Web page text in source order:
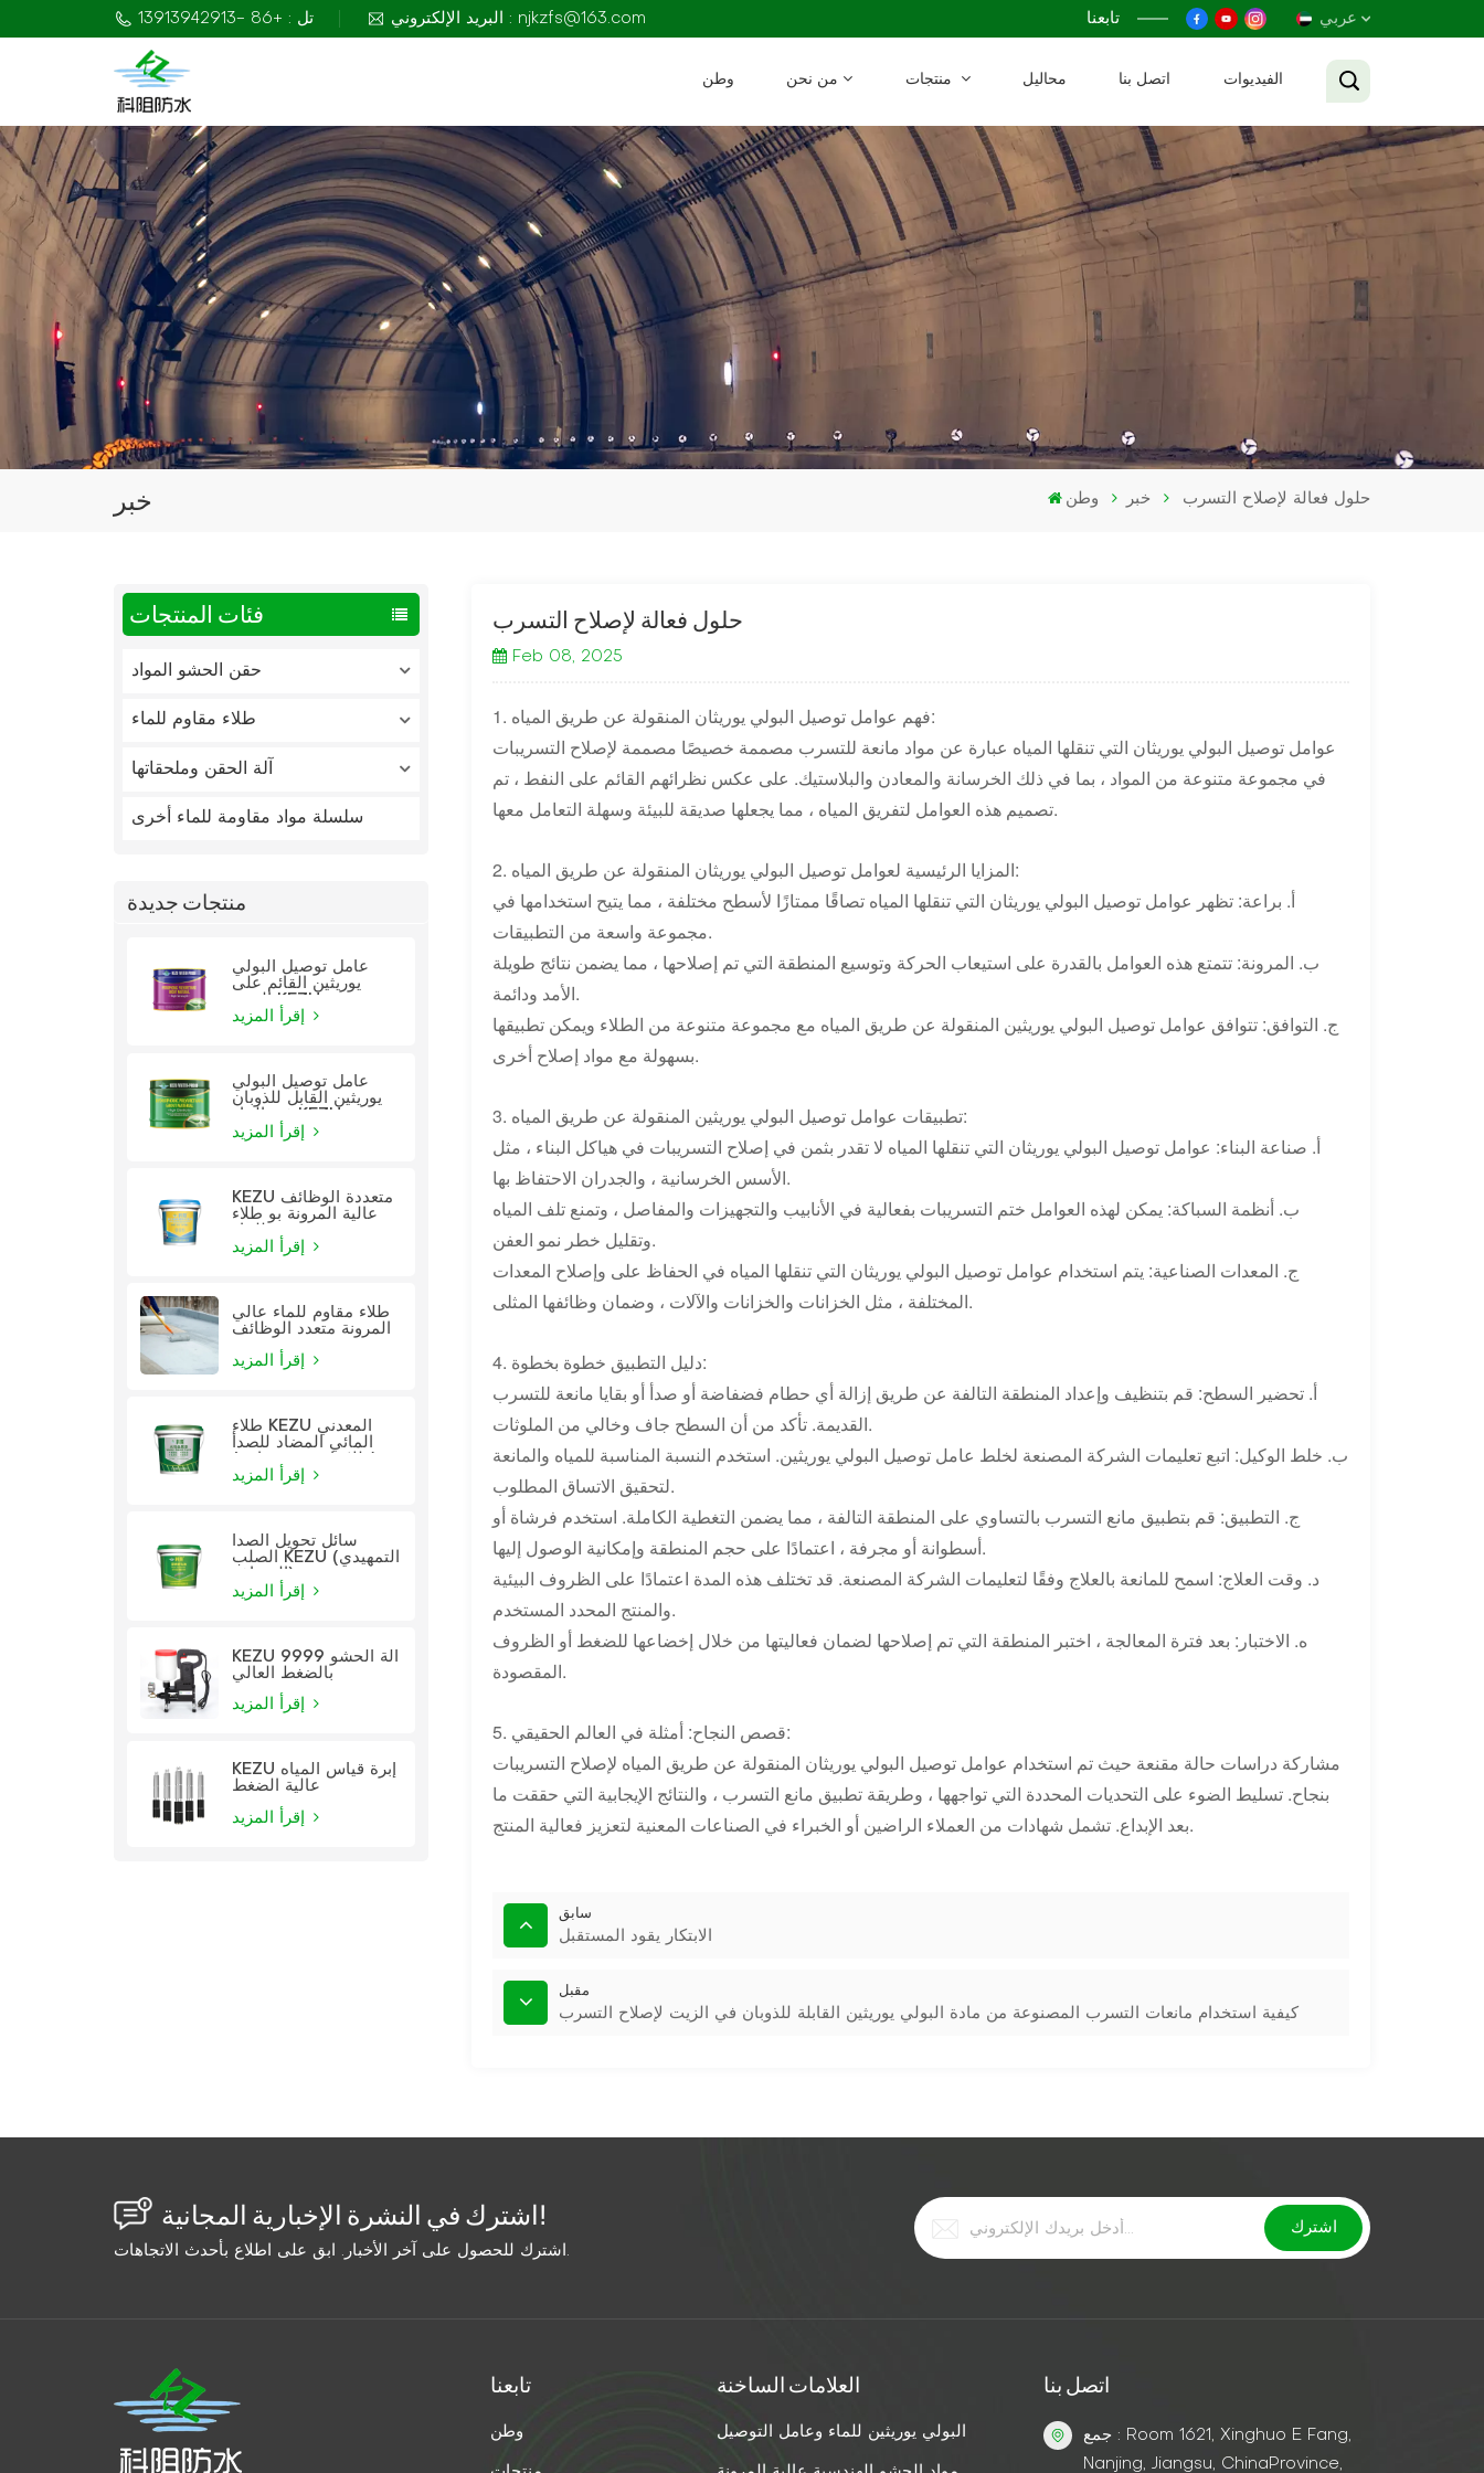
تل : +86 -13913942913 البريد الإلكتروني : njkzfs@163.com تابعنا عربي
Français
Русский
وطن من نحن محاليل اتصل بنا الفيديوات
خبر وطن خبر حلول فعالة لإصلاح التسرب
فئات المنتجات
حقن الحشو المواد
طلاء مقاوم للماء
آلة الحقن وملحقاتها
سلسلة مواد مقاومة للماء أخرى
منتجات جديدة
عامل توصيل البولي
يوريثين القائم على
عامل توصيل البولي
يوريثين القابل للذوبان
KEZU متعددة الوظائف
عالية المرونة بو طلاء
طلاء مقاوم للماء عالي
المرونة متعدد الوظائف
طلاء KEZU المعدني
المائي المضاد للصدأ
سائل تحويل الصدأ
الصلب KEZU (التمهيدي
KEZU 9999 آلة الحشو
بالضغط العالي
KEZU إبرة قياس المياه
عالية الضغط
حلول فعالة لإصلاح التسرب
Feb 08, 2025
1. فهم عوامل توصيل البولي يوريثان المنقولة عن طريق المياه:
عوامل توصيل البولي يوريثان التي تنقلها المياه عبارة عن مواد مانعة للتسرب مصممة خصيصًا مصممة لإصلاح التسريبات
في مجموعة متنوعة من المواد ، بما في ذلك الخرسانة والمعادن والبلاستيك. على عكس نظرائهم القائم على النفط ، تم
تصميم هذه العوامل لتفريق المياه ، مما يجعلها صديقة للبيئة وسهلة التعامل معها.
2. المزايا الرئيسية لعوامل توصيل البولي يوريثان المنقولة عن طريق المياه:
أ. براعة: تظهر عوامل توصيل البولي يوريثان التي تنقلها المياه تصاقًا ممتازًا لأسطح مختلفة ، مما يتيح استخدامها في
مجموعة واسعة من التطبيقات.
ب. المرونة: تتمتع هذه العوامل بالقدرة على استيعاب الحركة وتوسيع المنطقة التي تم إصلاحها ، مما يضمن نتائج طويلة
الأمد ودائمة.
ج. التوافق: تتوافق عوامل توصيل البولي يوريثين المنقولة عن طريق المياه مع مجموعة متنوعة من الطلاء ويمكن تطبيقها
بسهولة مع مواد إصلاح أخرى.
3. تطبيقات عوامل توصيل البولي يوريثين المنقولة عن طريق المياه:
أ. صناعة البناء: عوامل توصيل البولي يوريثان التي تنقلها المياه لا تقدر بثمن في إصلاح التسريبات في هياكل البناء ، مثل
الأسس الخرسانية ، والجدران الاحتفاظ بها.
ب. أنظمة السباكة: يمكن لهذه العوامل ختم التسريبات بفعالية في الأنابيب والتجهيزات والمفاصل ، وتمنع تلف المياه
وتقليل خطر نمو العفن.
ج. المعدات الصناعية: يتم استخدام عوامل توصيل البولي يوريثان التي تنقلها المياه في الحفاظ على وإصلاح المعدات
المختلفة ، مثل الخزانات والخزانات والآلات ، وضمان وظائفها المثلى.
4. دليل التطبيق خطوة بخطوة:
أ. تحضير السطح: قم بتنظيف وإعداد المنطقة التالفة عن طريق إزالة أي حطام فضفاضة أو صدأ أو بقايا مانعة للتسرب
القديمة. تأكد من أن السطح جاف وخالي من الملوثات.
ب. خلط الوكيل: اتبع تعليمات الشركة المصنعة لخلط عامل توصيل البولي يوريثين. استخدم النسبة المناسبة للمياه والمانعة
لتحقيق الاتساق المطلوب.
ج. التطبيق: قم بتطبيق مانع التسرب بالتساوي على المنطقة التالفة ، مما يضمن التغطية الكاملة. استخدم فرشاة أو
أسطوانة أو مجرفة ، اعتمادًا على حجم المنطقة وإمكانية الوصول إليها.
د. وقت العلاج: اسمح للمانعة بالعلاج وفقًا لتعليمات الشركة المصنعة. قد تختلف هذه المدة اعتمادًا على الظروف البيئية
والمنتج المحدد المستخدم.
ه. الاختبار: بعد فترة المعالجة ، اختبر المنطقة التي تم إصلاحها لضمان فعاليتها من خلال إخضاعها للضغط أو الظروف
المقصودة.
5. قصص النجاح: أمثلة في العالم الحقيقي:
مشاركة دراسات حالة مقنعة حيث تم استخدام عوامل توصيل البولي يوريثان المنقولة عن طريق المياه لإصلاح التسريبات
بنجاح. تسليط الضوء على التحديات المحددة التي تواجهها ، وطريقة تطبيق مانع التسرب ، والنتائج الإيجابية التي حققت ما
بعد الإبداع. تشمل شهادات من العملاء الراضين أو الخبراء في الصناعات المعنية لتعزيز فعالية المنتج.
سابق
الابتكار يقود المستقبل
مقبل
كيفية استخدام مانعات التسرب المصنوعة من مادة البولي يوريثين القابلة للذوبان في الزيت لإصلاح التسرب
اشترك في النشرة الإخبارية المجانية!
تابعنا
وطن
العلامات الساخنة
البولي يوريثين للماء وعامل التوصيل
اتصل بنا
جمع : Room 1621, Xinghuo E Fang,
Nanjing, Jiangsu, ChinaProvince,